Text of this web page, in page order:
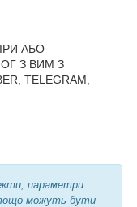
АБО
З ВИМ З
TELEGRAM,
параметри
можуть бути